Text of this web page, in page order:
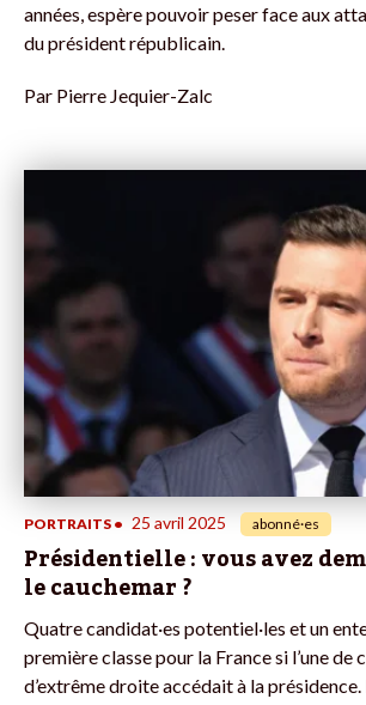
années, espère pouvoir peser face aux
du président républicain.
Par Pierre Jequier-Zalc
PORTRAITS • 25 avril 2025 abonné·es
Présidentielle : vous avez
le cauchemar ?
Quatre candidat·es potentiel·les et un
première classe pour la France si l’une de
d’extrême droite accédait à la